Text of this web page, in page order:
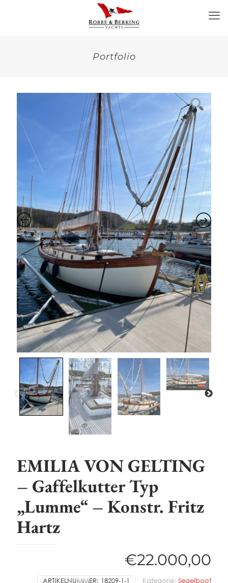
Portfolio
EMILIA VON GELTING
– Gaffelkutter Typ
„Lumme“ – Konstr. Fritz
Hartz
€22.000,00
ARTIKELNUMMER: 18209-1-1 Kategorie: Segelboot